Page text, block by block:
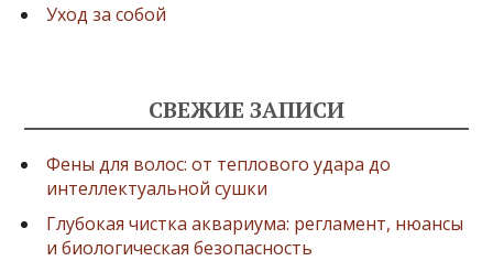
Уход за собой
СВЕЖИЕ ЗАПИСИ
Фены для волос: от теплового удара до
интеллектуальной сушки
Глубокая чистка аквариума: регламент, нюансы
и биологическая безопасность